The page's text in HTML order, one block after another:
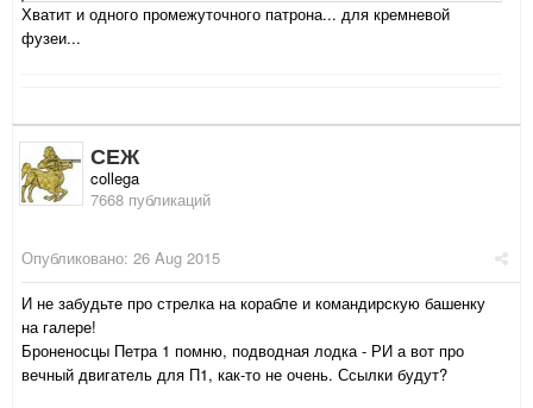
Хватит и одного промежуточного патрона... для кремневой
фузеи...
СЕЖ
collega
7668 публикаций
Опубликовано: 26 Aug 2015
И не забудьте про стрелка на корабле и командирскую башенку
на галере!
Броненосцы Петра 1 помню, подводная лодка - РИ а вот про
вечный двигатель для П1, как-то не очень. Ссылки будут?